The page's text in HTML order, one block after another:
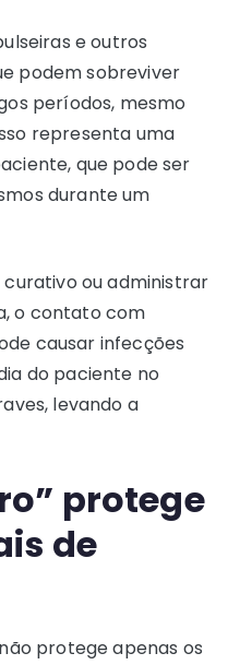
e outros
podem sobreviver
períodos, mesmo
representa uma
que pode ser
durante um
curativo ou administrar
o contato com
causar infecções
do paciente no
levando a
protege
de
protege apenas os